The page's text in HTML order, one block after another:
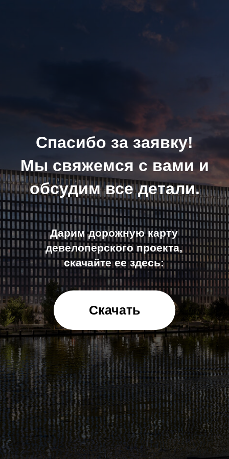
Скачать
Дарим дорожную карту
девелоперского проекта,
скачайте ее здесь:
Мы свяжемся с вами и
обсудим все детали.